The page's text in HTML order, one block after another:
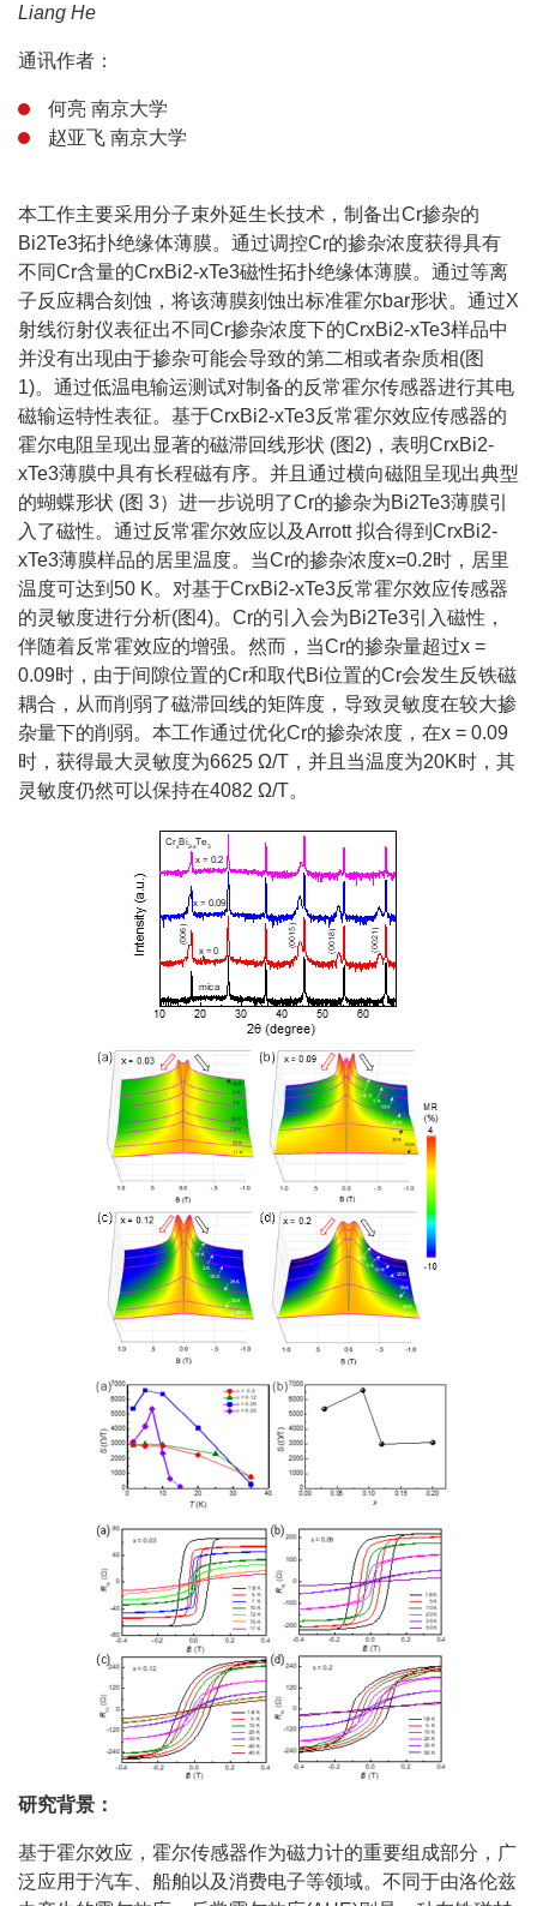
Liang He
通讯作者：
何亮 南京大学
赵亚飞 南京大学
本工作主要采用分子束外延生长技术，制备出Cr掺杂的
Bi2Te3拓扑绝缘体薄膜。通过调控Cr的掺杂浓度获得具有
不同Cr含量的CrxBi2-xTe3磁性拓扑绝缘体薄膜。通过等离
子反应耦合刻蚀，将该薄膜刻蚀出标准霍尔bar形状。通过X
射线衍射仪表征出不同Cr掺杂浓度下的CrxBi2-xTe3样品中
并没有出现由于掺杂可能会导致的第二相或者杂质相(图
1)。通过低温电输运测试对制备的反常霍尔传感器进行其电
磁输运特性表征。基于CrxBi2-xTe3反常霍尔效应传感器的
霍尔电阻呈现出显著的磁滞回线形状 (图2)，表明CrxBi2-
xTe3薄膜中具有长程磁有序。并且通过横向磁阻呈现出典型
的蝴蝶形状 (图 3）进一步说明了Cr的掺杂为Bi2Te3薄膜引
入了磁性。通过反常霍尔效应以及Arrott 拟合得到CrxBi2-
xTe3薄膜样品的居里温度。当Cr的掺杂浓度x=0.2时，居里
温度可达到50 K。对基于CrxBi2-xTe3反常霍尔效应传感器
的灵敏度进行分析(图4)。Cr的引入会为Bi2Te3引入磁性，
伴随着反常霍效应的增强。然而，当Cr的掺杂量超过x =
0.09时，由于间隙位置的Cr和取代Bi位置的Cr会发生反铁磁
耦合，从而削弱了磁滞回线的矩阵度，导致灵敏度在较大掺
杂量下的削弱。本工作通过优化Cr的掺杂浓度，在x = 0.09
时，获得最大灵敏度为6625 Ω/T，并且当温度为20K时，其
灵敏度仍然可以保持在4082 Ω/T。
研究背景：
基于霍尔效应，霍尔传感器作为磁力计的重要组成部分，广
泛应用于汽车、船舶以及消费电子等领域。不同于由洛伦兹